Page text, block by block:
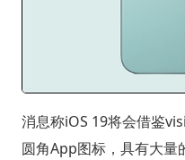
消息称iOS 19将会借鉴
圆角App图标，具有大量